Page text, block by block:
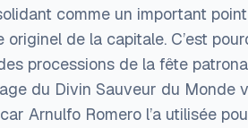
comme un important
originel de la capitale. C’est
processions de la fête
du Divin Sauveur du Monde
Arnulfo Romero l’a utilisée